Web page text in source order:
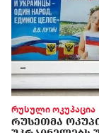
რუსული ოკუპაცია
ᲠᲣᲡᲔᲗᲛᲐ